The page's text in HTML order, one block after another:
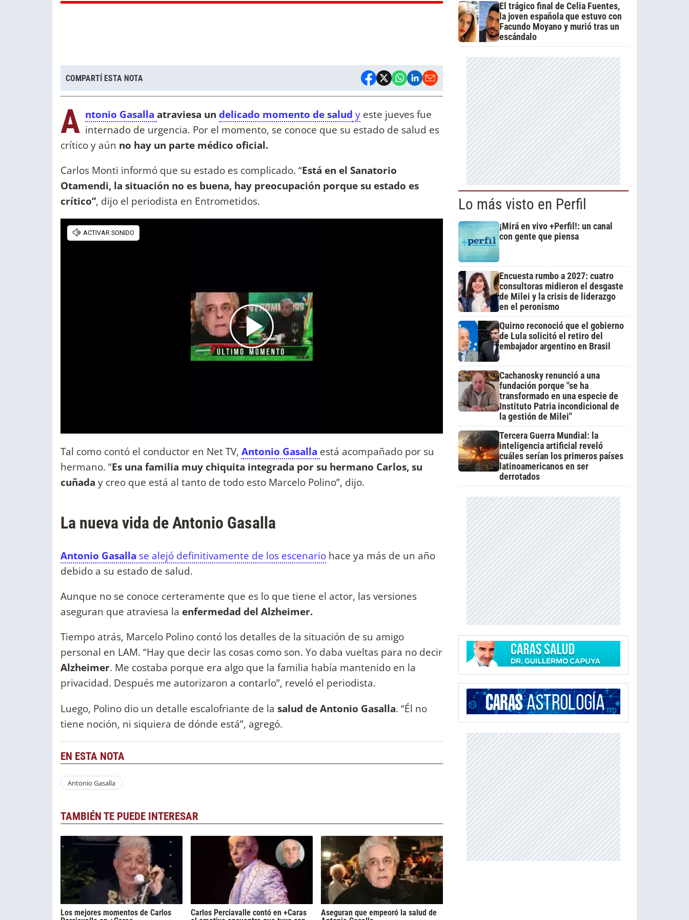
COMPARTÍ ESTA NOTA
A ntonio Gasalla atraviesa un delicado momento de salud y este jueves fue
internado de urgencia. Por el momento, se conoce que su estado de salud es
crítico y aún no hay un parte médico oficial.
Carlos Monti informó que su estado es complicado. “Está en el Sanatorio
Otamendi, la situación no es buena, hay preocupación porque su estado es
crítico”, dijo el periodista en Entrometidos.
Tal como contó el conductor en Net TV, Antonio Gasalla está acompañado por su
hermano. “Es una familia muy chiquita integrada por su hermano Carlos, su
cuñada y creo que está al tanto de todo esto Marcelo Polino”, dijo.
La nueva vida de Antonio Gasalla
Antonio Gasalla se alejó definitivamente de los escenario hace ya más de un año
debido a su estado de salud.
Aunque no se conoce certeramente que es lo que tiene el actor, las versiones
aseguran que atraviesa la enfermedad del Alzheimer.
Tiempo atrás, Marcelo Polino contó los detalles de la situación de su amigo
personal en LAM. “Hay que decir las cosas como son. Yo daba vueltas para no decir
Alzheimer. Me costaba porque era algo que la familia había mantenido en la
privacidad. Después me autorizaron a contarlo”, reveló el periodista.
Luego, Polino dio un detalle escalofriante de la salud de Antonio Gasalla. “Él no
tiene noción, ni siquiera de dónde está”, agregó.
EN ESTA NOTA
Antonio Gasalla
TAMBIÉN TE PUEDE INTERESAR
Los mejores momentos de Carlos
Carlos Perciavalle contó en +Caras
Aseguran que empeoró la salud de
El trágico final de Celia Fuentes,
la joven española que estuvo con
Facundo Moyano y murió tras un
escándalo
Lo más visto en Perfil
¡Mirá en vivo +Perfil!: un canal
con gente que piensa
Encuesta rumbo a 2027: cuatro
consultoras midieron el desgaste
de Milei y la crisis de liderazgo
en el peronismo
Quirno reconoció que el gobierno
de Lula solicitó el retiro del
embajador argentino en Brasil
Cachanosky renunció a una
fundación porque "se ha
transformado en una especie de
Instituto Patria incondicional de
la gestión de Milei"
Tercera Guerra Mundial: la
inteligencia artificial reveló
cuáles serían los primeros países
latinoamericanos en ser
derrotados